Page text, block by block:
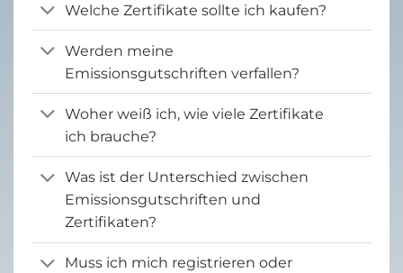
Welche Zertifikate sollte ich kaufen?
Werden meine
Emissionsgutschriften verfallen?
Woher weiß ich, wie viele Zertifikate
ich brauche?
Was ist der Unterschied zwischen
Emissionsgutschriften und
Zertifikaten?
Muss ich mich registrieren oder